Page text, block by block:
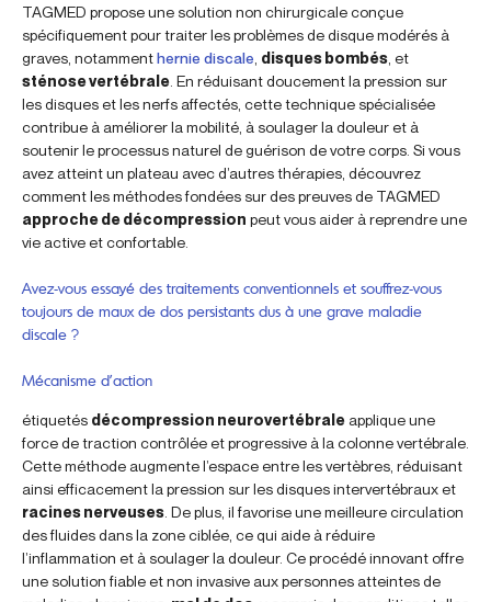
TAGMED propose une solution non chirurgicale conçue
spécifiquement pour traiter les problèmes de disque modérés à
graves, notammenthernie discale disques bombés , et
sténose vertébrale . En réduisant doucement la pression sur
les disques et les nerfs affectés, cette technique spécialisée
contribue à améliorer la mobilité, à soulager la douleur et à
soutenir le processus naturel de guérison de votre corps. Si vous
avez atteint un plateau avec d’autres thérapies, découvrez
comment les méthodes fondées sur des preuves de TAGMED
approche de décompression peut vous aider à reprendre une
vie active et confortable.
Avez-vous essayé des traitements conventionnels et souffrez-vous
toujours de maux de dos persistants dus à une grave maladie
discale ?
Mécanisme d’action
étiquetés décompression neurovertébrale applique une
force de traction contrôlée et progressive à la colonne vertébrale.
Cette méthode augmente l’espace entre les vertèbres, réduisant
ainsi efficacement la pression sur les disques intervertébraux et
racines nerveuses . De plus, il favorise une meilleure circulation
des fluides dans la zone ciblée, ce qui aide à réduire
l’inflammation et à soulager la douleur. Ce procédé innovant offre
une solution fiable et non invasive aux personnes atteintes de